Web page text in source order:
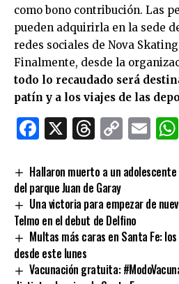
como bono contribución. Las
pueden adquirirla en la sede
redes sociales de Nova
Finalmente, desde la
todo lo recaudado será
patín y a los viajes de las
Facebook
X Threads
Copy
Hallaron muerto a un
del parque Juan de Garay
Una victoria para empezar de
Telmo en el debut de Delfino
Multas más caras en Santa Fe:
desde este lunes
Vacunación gratuita: